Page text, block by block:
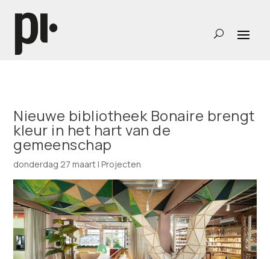
Nieuwe bibliotheek Bonaire brengt
kleur in het hart van de
gemeenschap
donderdag 27 maart | Projecten